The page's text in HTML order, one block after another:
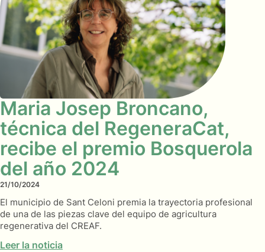
Maria Josep Broncano,
técnica del RegeneraCat,
recibe el premio Bosquerola
del año 2024
21/10/2024
El municipio de Sant Celoni premia la trayectoria profesional
de una de las piezas clave del equipo de agricultura
regenerativa del CREAF.
Leer la noticia